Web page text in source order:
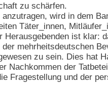
zu schärfen.
wird in dem
Täter_innen,
ist klar:
mehrheitsdeutschen
zu sein. Dies hat
Nachkommen der
Fragestellung und der